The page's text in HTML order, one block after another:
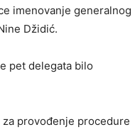
imenovanje generalnog
Džidić.
pet delegata bilo
za provođenje procedure